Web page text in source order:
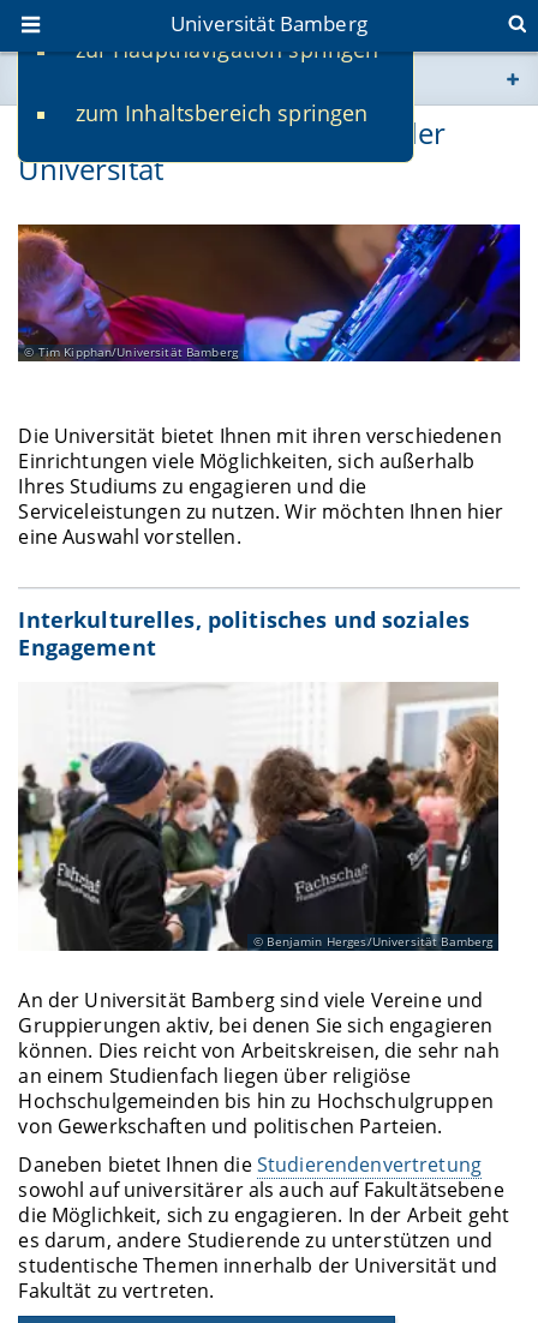
zur Hauptnavigation springen
zum Inhaltsbereich springen
Universität Bamberg
www.uni-bamberg.de
univis.uni-bamberg.de
Freizeit und Engagement an der
Universität
Tim Kipphan/Universität Bamberg
Die Universität bietet Ihnen mit ihren verschiedenen
Einrichtungen viele Möglichkeiten, sich außerhalb
Ihres Studiums zu engagieren und die
Serviceleistungen zu nutzen. Wir möchten Ihnen hier
eine Auswahl vorstellen.
Interkulturelles, politisches und soziales
Engagement
Benjamin Herges/Universität Bamberg
An der Universität Bamberg sind viele Vereine und
Gruppierungen aktiv, bei denen Sie sich engagieren
können. Dies reicht von Arbeitskreisen, die sehr nah
an einem Studienfach liegen über religiöse
Hochschulgemeinden bis hin zu Hochschulgruppen
von Gewerkschaften und politischen Parteien.
Daneben bietet Ihnen dieStudierendenvertretung
sowohl auf universitärer als auch auf Fakultätsebene
die Möglichkeit, sich zu engagieren. In der Arbeit geht
es darum, andere Studierende zu unterstützen und
studentische Themen innerhalb der Universität und
Fakultät zu vertreten.